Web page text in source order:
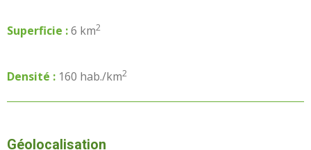
Superficie :6 km2
Densité : 160 hab./km2
Géolocalisation